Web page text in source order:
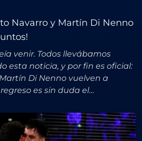
Navarro y Martín Di Nenno
venir. Todos llevábamos
esta noticia, y por fin es oficial:
Di Nenno vuelven a
es sin duda el